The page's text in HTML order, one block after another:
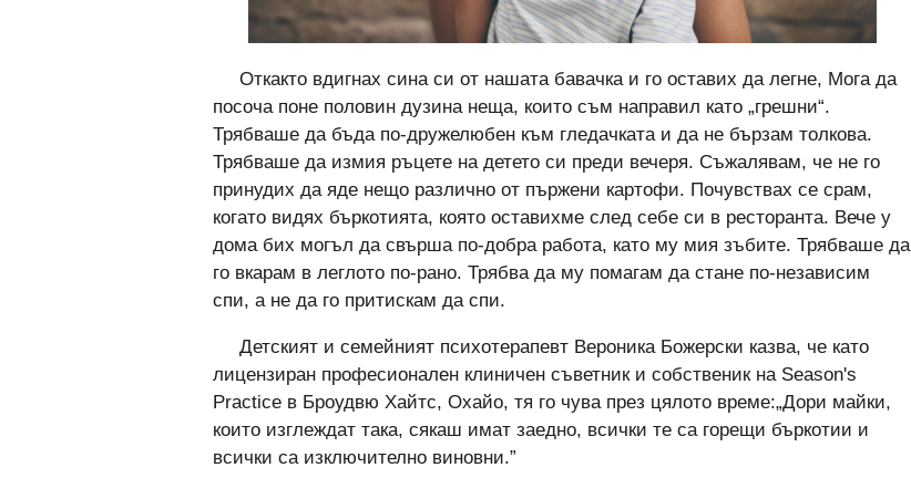
Откакто вдигнах сина си от нашата бавачка и го оставих да легне, Мога да
посоча поне половин дузина неща, които съм направил като „грешни“.
Трябваше да бъда по-дружелюбен към гледачката и да не бързам толкова.
Трябваше да измия ръцете на детето си преди вечеря. Съжалявам, че не го
принудих да яде нещо различно от пържени картофи. Почувствах се срам,
когато видях бъркотията, която оставихме след себе си в ресторанта. Вече у
дома бих могъл да свърша по-добра работа, като му мия зъбите. Трябваше да
го вкарам в леглото по-рано. Трябва да му помагам да стане по-независим
спи, а не да го притискам да спи.
Детският и семейният психотерапевт Вероника Божерски казва, че като
лицензиран професионален клиничен съветник и собственик на Season's
Practice в Броудвю Хайтс, Охайо, тя го чува през цялото време:„Дори майки,
които изглеждат така, сякаш имат заедно, всички те са горещи бъркотии и
всички са изключително виновни.”